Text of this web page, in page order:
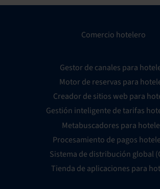
Comercio hotelero
Gestor de canales para
Motor de reservas para
Creador de sitios web para
Gestión inteligente de tarifas
Metabuscadores para
Procesamiento de pagos
Sistema de distribución global
Tienda de aplicaciones para